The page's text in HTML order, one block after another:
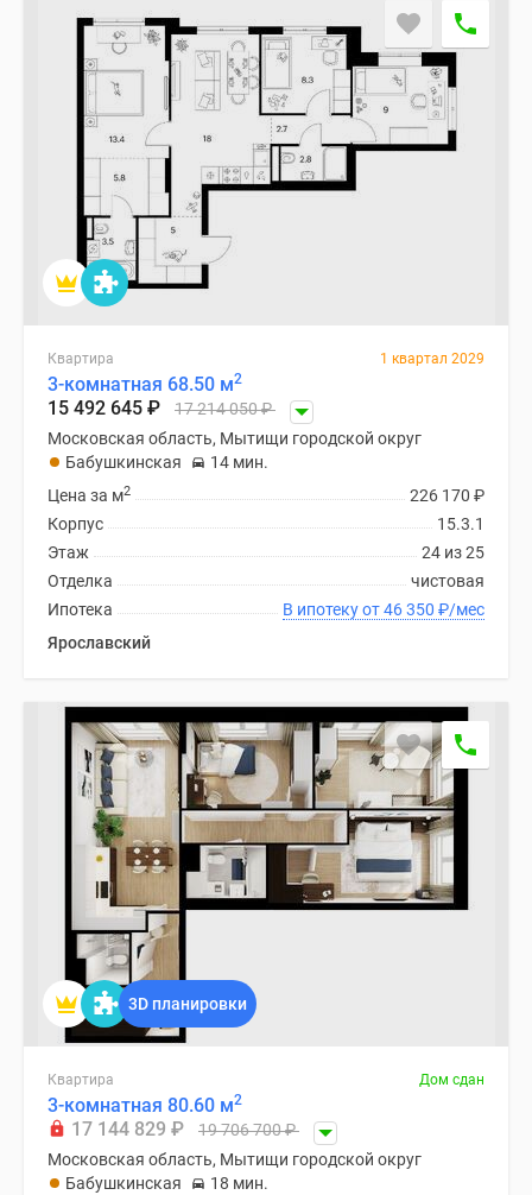
Специальные
предложения
Коммерческие
помещения
Продавцы
застройщики
Панорамы
новостроек
Видеообзор
новостроек
Экспертиза
новостроек
Экология
Москвы
Подмосковья
Студии
комнатные
комнатные
Квартиры
Ипотечный
калькулятор
программы
Новости
недвижимости
Мнение
эксперта
Квартира 1 квартал 2029
3-комнатная 68.50 м2
15 492 645 ₽ 17 214 050₽
Московская область, Мытищи городской округ
Бабушкинская
14 мин.
226 170 ₽
Цена за м2
15.3.1
Корпус
24 из 25
Этаж
чистовая
Отделка
В ипотеку от 46 350 ₽/мес
Ипотека
Ярославский
3D планировки
Квартира Дом сдан
3-комнатная 80.60 м2
17 144 829 ₽ 19 706 700₽
Московская область, Мытищи городской округ
Бабушкинская
18 мин.